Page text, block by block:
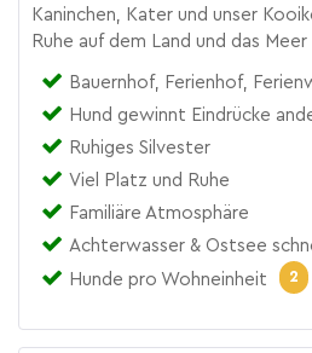
Kaninchen, Kater und unser
Ruhe auf dem Land und das Meer
Bauernhof, Ferienhof,
Hund gewinnt Eindrücke
Ruhiges Silvester
Viel Platz und Ruhe
Familiäre Atmosphäre
Achterwasser & Ostsee
Hunde pro Wohneinheit
2